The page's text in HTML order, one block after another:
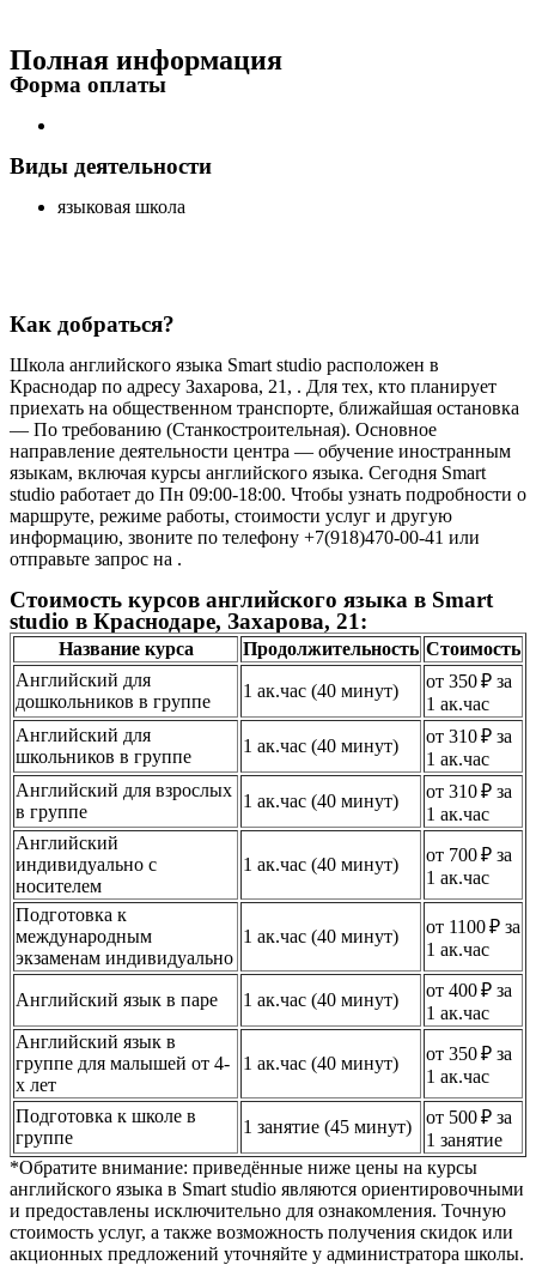
Полная информация
Форма оплаты
Виды деятельности
языковая школа
Как добраться?
Школа английского языка Smart studio расположен в
Краснодар по адресу Захарова, 21, . Для тех, кто планирует
приехать на общественном транспорте, ближайшая остановка
— По требованию (Станкостроительная). Основное
направление деятельности центра — обучение иностранным
языкам, включая курсы английского языка. Сегодня Smart
studio работает до Пн 09:00-18:00. Чтобы узнать подробности о
маршруте, режиме работы, стоимости услуг и другую
информацию, звоните по телефону +7(918)470-00-41 или
отправьте запрос на .
Стоимость курсов английского языка в Smart
studio в Краснодаре, Захарова, 21:
Название курса Продолжительность Стоимость
Английский для
дошкольников в группе
1 ак.час (40 минут)
от 350 ₽ за
1 ак.час
Английский для
школьников в группе
1 ак.час (40 минут)
от 310 ₽ за
1 ак.час
Английский для взрослых
в группе
1 ак.час (40 минут)
от 310 ₽ за
1 ак.час
Английский
индивидуально с
носителем
1 ак.час (40 минут)
от 700 ₽ за
1 ак.час
Подготовка к
международным
экзаменам индивидуально
1 ак.час (40 минут)
от 1100 ₽ за
1 ак.час
Английский язык в паре 1 ак.час (40 минут)
от 400 ₽ за
1 ак.час
Английский язык в
группе для малышей от 4-
х лет
1 ак.час (40 минут)
от 350 ₽ за
1 ак.час
Подготовка к школе в
группе
1 занятие (45 минут)
от 500 ₽ за
1 занятие
*Обратите внимание: приведённые ниже цены на курсы
английского языка в Smart studio являются ориентировочными
и предоставлены исключительно для ознакомления. Точную
стоимость услуг, а также возможность получения скидок или
акционных предложений уточняйте у администратора школы.